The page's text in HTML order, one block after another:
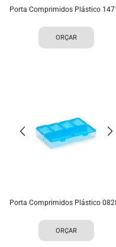
Porta Comprimidos Plástico
ORÇAR
Porta Comprimidos Plástico
ORÇAR